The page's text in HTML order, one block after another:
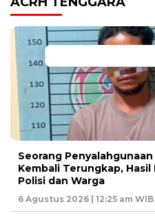
Seorang Penyalahgunaan
Kembali Terungkap, Hasil
Polisi dan Warga
6 Agustus 2026 | 12:25 am WIB